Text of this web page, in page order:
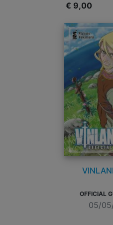
€ 9,00
OFFICIAL
05/